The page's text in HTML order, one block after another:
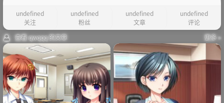
undefined
关注
undefined
粉丝
undefined
文章
undefined
评论
查看 qwqqq 的文章
更多 »